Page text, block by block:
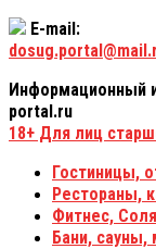
E-mail:
Информационный
portal.ru
18+ Для лиц
Гостиницы,
Рестораны,
Фитнес,
Бани, сауны,